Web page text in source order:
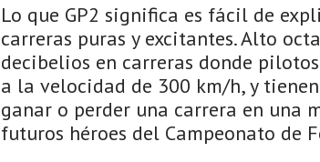
Lo que GP2 significa es fácil de
carreras puras y excitantes. Alto
decibelios en carreras donde
a la velocidad de 300 km/h, y
ganar o perder una carrera en una
futuros héroes del Campeonato de